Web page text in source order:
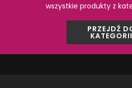
wszystkie produkty z
PRZEJDŹ
KATEGORII